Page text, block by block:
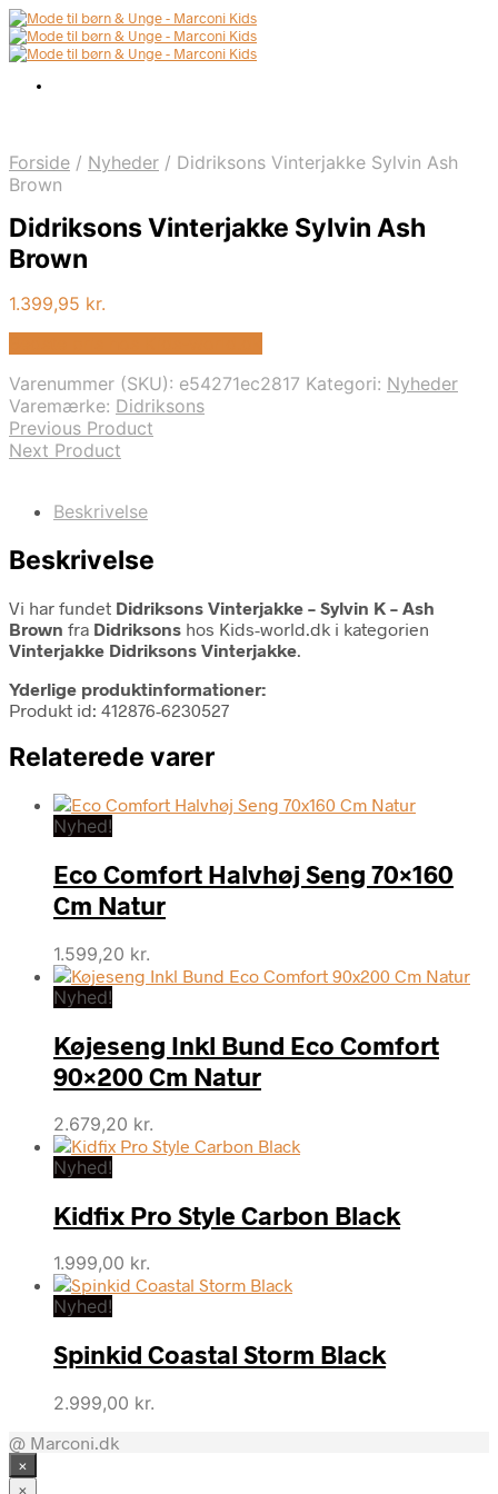
Forside / Nyheder / Didriksons Vinterjakke Sylvin Ash
Brown
Didriksons Vinterjakke Sylvin Ash
Brown
1.399,95 kr.
Varenummer (SKU): e54271ec2817 Kategori: Nyheder
Varemærke: Didriksons
Previous Product
Next Product
Beskrivelse
Beskrivelse
Vi har fundet Didriksons Vinterjakke – Sylvin K – Ash
Brown fra Didriksons hos Kids-world.dk i kategorien
Vinterjakke Didriksons Vinterjakke.
Yderlige produktinformationer:
Produkt id: 412876-6230527
Relaterede varer
Nyhed!
Eco Comfort Halvhøj Seng 70×160
Cm Natur
1.599,20 kr.
Nyhed!
Køjeseng Inkl Bund Eco Comfort
90×200 Cm Natur
2.679,20 kr.
Nyhed!
Kidfix Pro Style Carbon Black
1.999,00 kr.
Nyhed!
Spinkid Coastal Storm Black
2.999,00 kr.
@ Marconi.dk
×
×